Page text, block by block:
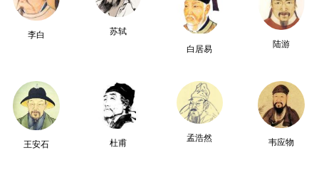
李白
苏轼
白居易
陆游
王安石 杜甫
孟浩然 韦应物